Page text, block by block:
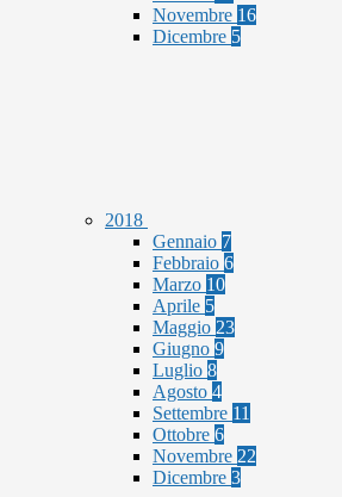
Novembre 16
Dicembre 5
2018
Gennaio 7
Febbraio 6
Marzo 10
Aprile 5
Maggio 23
Giugno 9
Luglio 8
Agosto 4
Settembre 11
Ottobre 6
Novembre 22
Dicembre 3